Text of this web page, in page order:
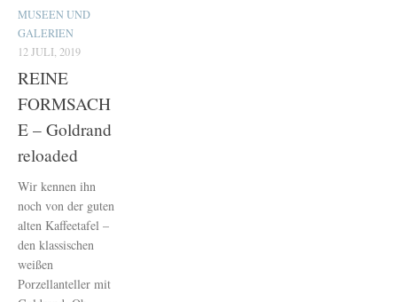
MUSEEN UND
GALERIEN
12 JULI, 2019
REINE
FORMSACH
E – Goldrand
reloaded
Wir kennen ihn
noch von der guten
alten Kaffeetafel –
den klassischen
weißen
Porzellanteller mit